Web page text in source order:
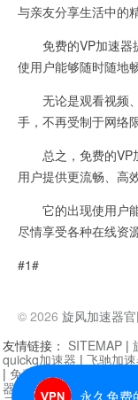
与亲友分享生活中的
免费的VP加速器
使用户能够随时随地
无论是观看视频、
手，不再受制于网络
总之，免费的VP
用户提供更流畅、高
它的出现使用户能
尽情享受各种在线资
#1#
© 2026 旋风加速器
永久免费
友情链接： SITEMAP |
quickq加速器 | 飞驰加
| 免费vqn加速外网
器| 快柠檬加速器 |黑洞